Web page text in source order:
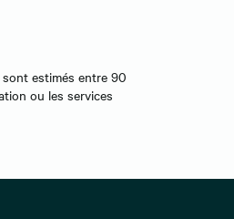
estimés entre 90
ou les services